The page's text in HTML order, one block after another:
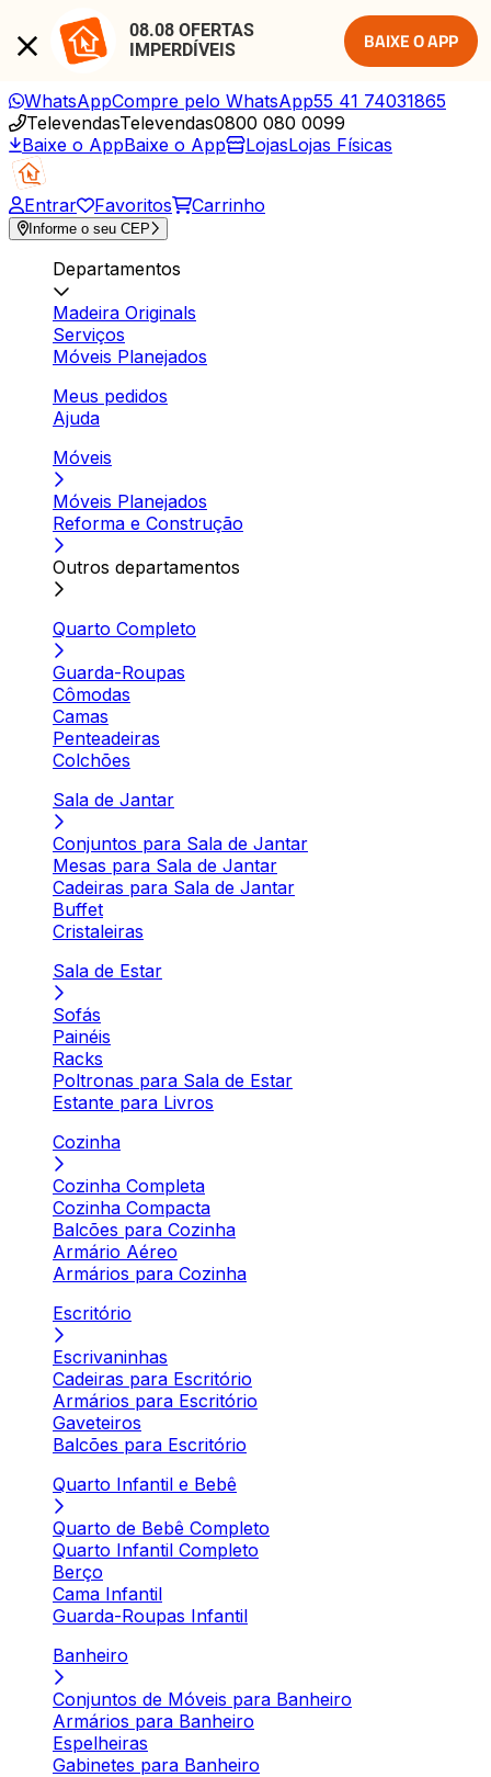
08.08 OFERTAS
IMPERDÍVEIS
BAIXE O APP
WhatsAppCompre pelo WhatsApp55 41 74031865
TelevendasTelevendas0800 080 0099
Baixe o AppBaixe o App LojasLojas Físicas
Entrar Favoritos Carrinho
Informe o seu CEP
Departamentos
Madeira Originals
Serviços
Móveis Planejados
Meus pedidos
Ajuda
Móveis
Móveis Planejados
Reforma e Construção
Outros departamentos
Quarto Completo
Guarda-Roupas
Cômodas
Camas
Penteadeiras
Colchões
Sala de Jantar
Conjuntos para Sala de Jantar
Mesas para Sala de Jantar
Cadeiras para Sala de Jantar
Buffet
Cristaleiras
Sala de Estar
Sofás
Painéis
Racks
Poltronas para Sala de Estar
Estante para Livros
Cozinha
Cozinha Completa
Cozinha Compacta
Balcões para Cozinha
Armário Aéreo
Armários para Cozinha
Escritório
Escrivaninhas
Cadeiras para Escritório
Armários para Escritório
Gaveteiros
Balcões para Escritório
Quarto Infantil e Bebê
Quarto de Bebê Completo
Quarto Infantil Completo
Berço
Cama Infantil
Guarda-Roupas Infantil
Banheiro
Conjuntos de Móveis para Banheiro
Armários para Banheiro
Espelheiras
Gabinetes para Banheiro